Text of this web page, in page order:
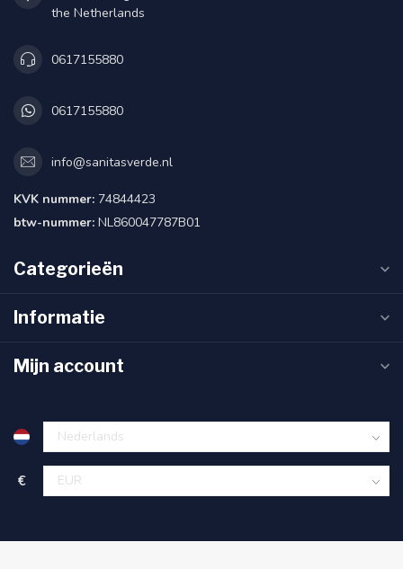
the Netherlands
0617155880
0617155880
info@sanitasverde.nl
KVK nummer: 74844423
btw-nummer: NL860047787B01
Categorieën
Informatie
Mijn account
€